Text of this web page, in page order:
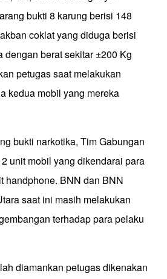
bukti 8 karung berisi 148
coklat yang diduga berisi
dengan berat sekitar ±200 Kg
petugas saat melakukan
kedua mobil yang mereka
bukti narkotika, Tim Gabungan
unit mobil yang dikendarai para
handphone. BNN dan BNN
saat ini masih melakukan
terhadap para pelaku
diamankan petugas dikenakan